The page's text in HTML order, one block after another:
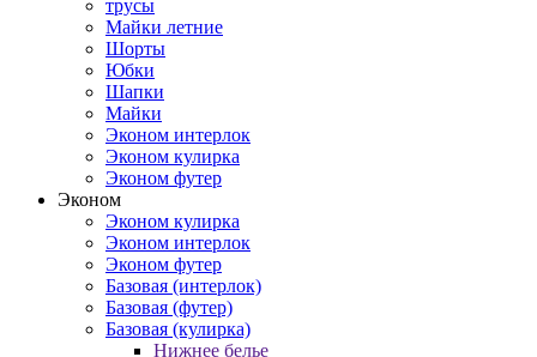
трусы
Майки летние
Шорты
Юбки
Шапки
Майки
Эконом интерлок
Эконом кулирка
Эконом футер
Эконом
Эконом кулирка
Эконом интерлок
Эконом футер
Базовая (интерлок)
Базовая (футер)
Базовая (кулирка)
Нижнее белье